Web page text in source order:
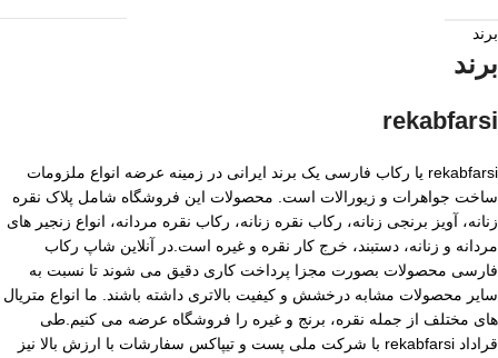
برند
برند
rekabfarsi
rekabfarsi یا رکاب فارسی یک برند ایرانی در زمینه عرضه انواع ملزومات
ساخت جواهرات و زیورالات است. محصولات این فروشگاه شامل پلاک نقره
زنانه، آویز برنجی زنانه، رکاب نقره زنانه، رکاب نقره مردانه، انواع زنجیر های
مردانه و زنانه، دستبند، خرج کار نقره و غیره است.در آنلاین شاپ رکاب
فارسی محصولات بصورت مجزا پرداخت کاری دقیق می شوند تا نسبت به
سایر محصولات مشابه درخشش و کیفیت بالاتری داشته باشند. ما انواع متریال
های مختلف از جمله نقره، برنج و غیره را فروشگاه عرضه می کنیم.طی
قراداد rekabfarsi با شرکت ملی پست و تیپاکس سفارشات با ارزش بالا نیز